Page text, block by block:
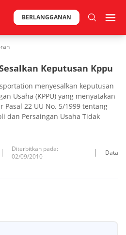
BERLANGGANAN
Keputusan Kppu
menyesalkan keputusan
Usaha (KPPU) yang menyatakan
22 UU No. 5/1999 tentang
dan Persaingan Usaha Tidak
Diterbitkan pada:
02/09/2010
Data